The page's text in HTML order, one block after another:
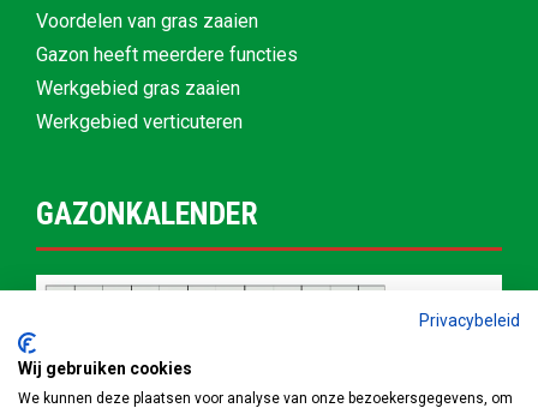
Voordelen van gras zaaien
Gazon heeft meerdere functies
Werkgebied gras zaaien
Werkgebied verticuteren
GAZONKALENDER
Privacybeleid
Wij gebruiken cookies
We kunnen deze plaatsen voor analyse van onze bezoekersgegevens, om